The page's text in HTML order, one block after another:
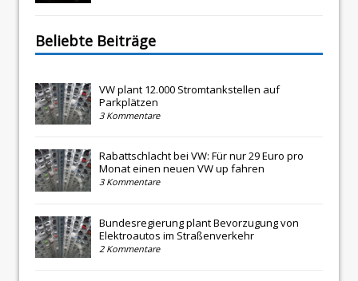
Beliebte Beiträge
VW plant 12.000 Stromtankstellen auf
Parkplätzen
3 Kommentare
Rabattschlacht bei VW: Für nur 29 Euro pro
Monat einen neuen VW up fahren
3 Kommentare
Bundesregierung plant Bevorzugung von
Elektroautos im Straßenverkehr
2 Kommentare